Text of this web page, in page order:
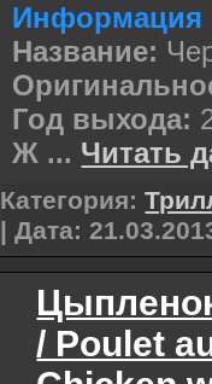
Название:
Год выхода:
Ж ... Читать
Категория:
| Дата:
/ Poulet